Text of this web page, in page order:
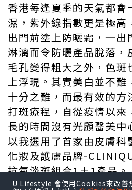
香港每逢夏季的天氣都會
濕，紫外線指數更是極高
出門前塗上防曬霜，一出
淋漓而令防曬產品脫落，
毛孔變得粗大之外，色斑
上浮現。其實美白並不難
十分之難，而最有效的方
打斑療程，自從疫情以來
長的時間沒有光顧醫美中
以我選用了首家由皮膚科
化妝及護膚品牌-
抗氧淡斑組合1＋1產品。
U Lifestyle 會使用Cookies來改善